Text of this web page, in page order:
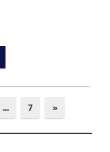
... 7 »